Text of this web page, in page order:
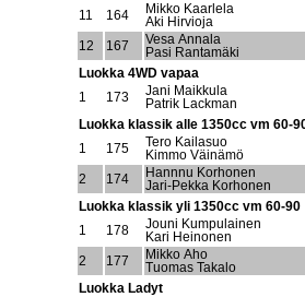
11
164
Mikko Kaarlela
Aki Hirvioja
12
167
Vesa Annala
Pasi Rantamäki
Luokka 4WD vapaa
1
173
Jani Maikkula
Patrik Lackman
Luokka klassik alle 1350cc vm 60-
1
175
Tero Kailasuo
Kimmo Väinämö
2
174
Hannnu Korhonen
Jari-Pekka Korhonen
Luokka klassik yli 1350cc vm 60-90
1
178
Jouni Kumpulainen
Kari Heinonen
2
177
Mikko Aho
Tuomas Takalo
Luokka Ladyt